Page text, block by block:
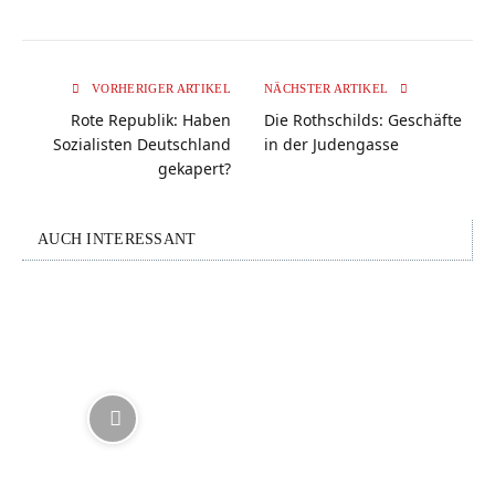
VORHERIGER ARTIKEL
Rote Republik: Haben
Sozialisten Deutschland
gekapert?
NÄCHSTER ARTIKEL
Die Rothschilds: Geschäfte
in der Judengasse
AUCH INTERESSANT